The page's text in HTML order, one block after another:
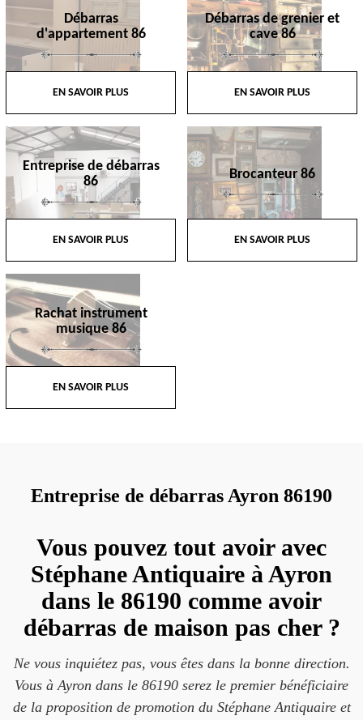
Débarras
d'appartement 86
EN SAVOIR PLUS
Débarras de grenier et
cave 86
EN SAVOIR PLUS
Entreprise de débarras
86
EN SAVOIR PLUS
Brocanteur 86
EN SAVOIR PLUS
Rachat instrument
musique 86
EN SAVOIR PLUS
Entreprise de débarras Ayron 86190
Vous pouvez tout avoir avec
Stéphane Antiquaire à Ayron
dans le 86190 comme avoir
débarras de maison pas cher ?
Ne vous inquiétez pas, vous êtes dans la bonne direction.
Vous à Ayron dans le 86190 serez le premier bénéficiaire
de la proposition de promotion du Stéphane Antiquaire et